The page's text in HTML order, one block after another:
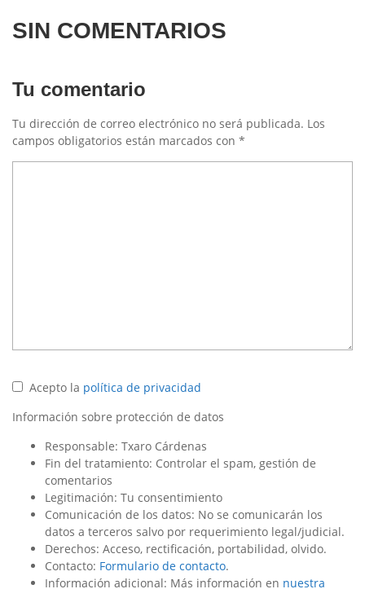
SIN COMENTARIOS
Tu comentario
Tu dirección de correo electrónico no será publicada. Los
campos obligatorios están marcados con *
Acepto la política de privacidad
Información sobre protección de datos
Responsable: Txaro Cárdenas
Fin del tratamiento: Controlar el spam, gestión de
comentarios
Legitimación: Tu consentimiento
Comunicación de los datos: No se comunicarán los
datos a terceros salvo por requerimiento legal/judicial.
Derechos: Acceso, rectificación, portabilidad, olvido.
Contacto: Formulario de contacto.
Información adicional: Más información en nuestra